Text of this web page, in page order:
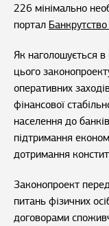
226 мінімально
портал
Як наголошується в
цього
оперативних
фінансової
населення до
підтримання
дотримання
Законопроект
питань фізичних
договорами